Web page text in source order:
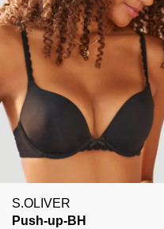
S.OLIVER
Push-up-BH